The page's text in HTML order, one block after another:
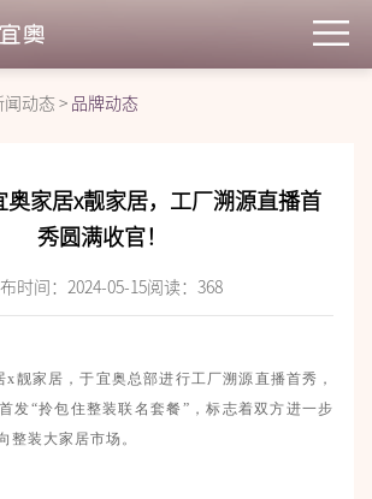
闻动态 > 品牌动态
奥家居x靓家居，工厂溯源直播首
秀圆满收官！
时间：2024-05-15阅读： 368
x靓家居，于宜奥总部进行工厂溯源直播首秀，
发“拎包住整装联名套餐”，标志着双方进一步
整装大家居市场。